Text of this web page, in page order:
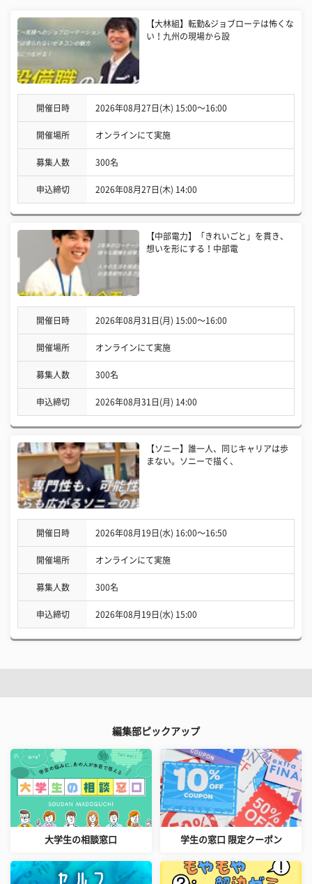
【大林組】転勤&ジョブローテは怖くな
い！九州の現場から設
開催日時 2026年08月27日(木) 15:00〜16:00
開催場所 オンラインにて実施
募集人数 300名
申込締切 2026年08月27日(木) 14:00
【中部電力】「きれいごと」を貫き、
想いを形にする！中部電
開催日時 2026年08月31日(月) 15:00〜16:00
開催場所 オンラインにて実施
募集人数 300名
申込締切 2026年08月31日(月) 14:00
【ソニー】誰一人、同じキャリアは歩
まない。ソニーで描く、
開催日時 2026年08月19日(水) 16:00〜16:50
開催場所 オンラインにて実施
募集人数 300名
申込締切 2026年08月19日(水) 15:00
編集部ピックアップ
大学生の相談窓口 学生の窓口 限定クーポン